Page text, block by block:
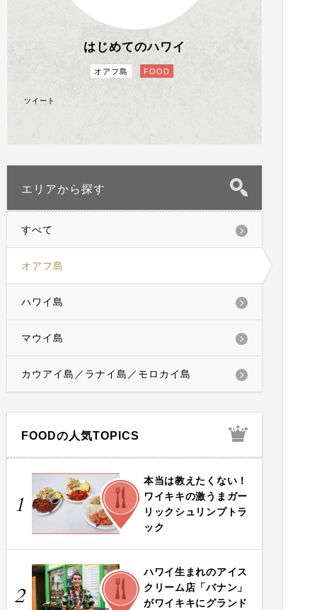
はじめてのハワイ
オアフ島 FOOD
ツイート
エリアから探す
すべて
オアフ島
ハワイ島
マウイ島
カウアイ島／ラナイ島／モロカイ島
FOODの人気TOPICS
1
FOOD
本当は教えたくない！
ワイキキの激うまガー
リックシュリンプトラ
ック
2
FOOD
ハワイ生まれのアイス
クリーム店「バナン」
がワイキキにグランド